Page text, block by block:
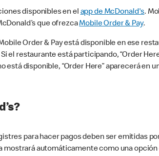
disponibles en elapp de McDonald's.
que ofrezcaMobile Order & Pay.
Order & Pay está disponible en ese
el restaurante está participando, “Order
disponible, “Order Here” aparecerá en
para hacer pagos deben ser emitidas
mostrará automáticamente como una